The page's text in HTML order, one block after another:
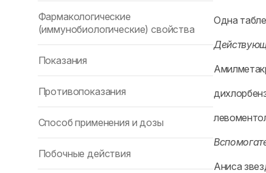
Фармакологические
(иммунобиологические) свойства
Показания
Противопоказания
Способ применения и дозы
Побочные действия
Одна
Аниса